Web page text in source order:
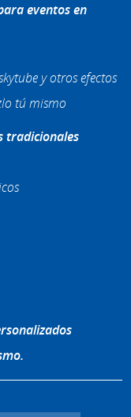
eventos en
y otros efectos
tú mismo
tradicionales